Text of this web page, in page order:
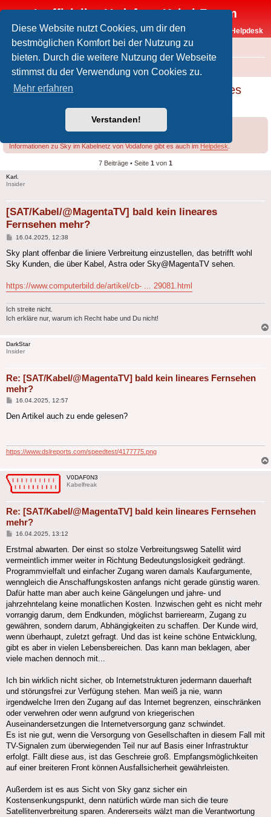
Diese Website nutzt Cookies, um dir den
bestmöglichen Komfort bei der Nutzung zu
bieten. Durch die weitere Nutzung der Webseite
stimmst du der Verwendung von Cookies zu.
Mehr erfahren
Verstanden!
Inoffizielles Vodafone-Kabel-Forum
Vodafone-Kabel-Helpdesk
FAQ
Foren-Übersicht Offtopic
[SAT/Kabel/@MagentaTV] bald kein lineares
Informationen zu Sky im Kabelnetz von Vodafone gibt es auch im Helpdesk
7 Beiträge • Seite 1 von 1
Karl.
Insider
[SAT/Kabel/@MagentaTV] bald kein lineares
Fernsehen mehr?
Beitrag
16.04.2025, 12:38
Sky plant offenbar die liniere Verbreitung einzustellen, das betrifft wohl
Sky Kunden, die über Kabel, Astra oder Sky@MagentaTV sehen.
https://www.computerbild.de/artikel/cb- ... 29081.html
Ich streite nicht.
Ich erkläre nur, warum ich Recht habe und Du nicht!
DarkStar
Insider
Re: [SAT/Kabel/@MagentaTV] bald kein lineares Fernsehen
mehr?
Beitrag
16.04.2025, 12:57
Den Artikel auch zu ende gelesen?
https://www.dslreports.com/speedtest/4177775.png
V0DAF0N3
Kabelfreak
Re: [SAT/Kabel/@MagentaTV] bald kein lineares Fernsehen
mehr?
Beitrag
16.04.2025, 13:12
Erstmal abwarten. Der einst so stolze Verbreitungsweg Satellit wird
vermeintlich immer weiter in Richtung Bedeutungslosigkeit gedrängt.
Programmvielfalt und einfacher Zugang waren damals Kaufargumente,
wenngleich die Anschaffungskosten anfangs nicht gerade günstig waren.
Dafür hatte man aber auch keine Gängelungen und jahre- und
jahrzehntelang keine monatlichen Kosten. Inzwischen geht es nicht mehr
vorrangig darum, dem Endkunden, möglichst barrierearm, Zugang zu
gewähren, sondern darum, Abhängigkeiten zu schaffen. Der Kunde wird,
wenn überhaupt, zuletzt gefragt. Und das ist keine schöne Entwicklung,
gibt es aber in vielen Lebensbereichen. Das kann man beklagen, aber
viele machen dennoch mit...
Ich bin wirklich nicht sicher, ob Internetstrukturen jedermann dauerhaft
und störungsfrei zur Verfügung stehen. Man weiß ja nie, wann
irgendwelche Irren den Zugang auf das Internet begrenzen, einschränken
oder verwehren oder wenn aufgrund von kriegerischen
Auseinandersetzungen die Internetversorgung ganz schwindet.
Es ist nie gut, wenn die Versorgung von Gesellschaften in diesem Fall mit
TV-Signalen zum überwiegenden Teil nur auf Basis einer Infrastruktur
erfolgt. Fällt diese aus, ist das Geschreie groß. Empfangsmöglichkeiten
auf einer breiteren Front können Ausfallsicherheit gewährleisten.
Außerdem ist es aus Sicht von Sky ganz sicher ein
Kostensenkungspunkt, denn natürlich würde man sich die teure
Satellitenverbreitung sparen. Andererseits wälzt man die Verantwortung